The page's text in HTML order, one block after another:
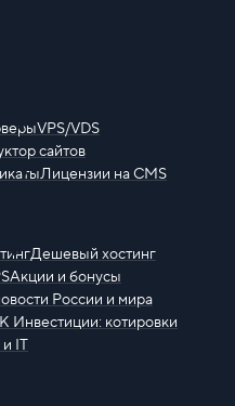
VPS/VDS
сайтов
Лицензии на CMS
Дешевый хостинг
Акции и бонусы
России и мира
Инвестиции: котировки
IT